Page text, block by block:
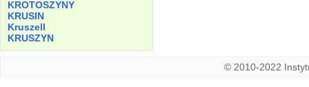
KROTOSZYNY
KRUSIN
Kruszell
KRUSZYN
© 2010-2022